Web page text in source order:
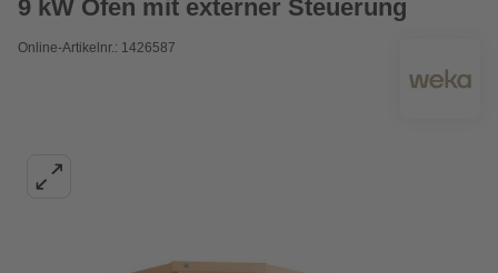
9 kW Ofen mit externer Steuerung
Online-Artikelnr.: 1426587